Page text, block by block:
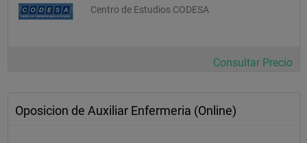
Centro de Estudios CODESA
Consultar Precio
Oposicion de Auxiliar Enfermeria (Online)